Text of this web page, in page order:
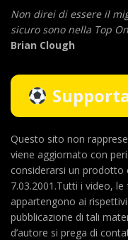
Non direi di essere il
sicuro sono nella Top
Brian Clough
Questo sito non
viene aggiornato con
considerarsi un prodotto
7.03.2001.Tutti i video,
appartengono ai
pubblicazione di tali
d’autore si prega di